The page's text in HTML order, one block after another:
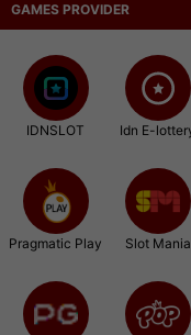
GAMES PROVIDER
IDNSLOT
Pragmatic Play
Idn E-
Slot Mania